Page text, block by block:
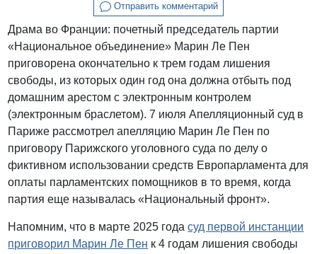
Отправить комментарий
Драма во Франции: почетный председатель партии
«Национальное объединение» Марин Ле Пен
приговорена окончательно к трем годам лишения
свободы, из которых один год она должна отбыть под
домашним арестом с электронным контролем
(электронным браслетом). 7 июля Апелляционный суд в
Париже рассмотрел апелляцию Марин Ле Пен по
приговору Парижского уголовного суда по делу о
фиктивном использовании средств Европарламента для
оплаты парламентских помощников в то время, когда
партия еще называлась «Национальный фронт».
Напомним, что в марте 2025 годасуд первой инстанции
приговорил Марин Ле Пен к 4 годам лишения свободы